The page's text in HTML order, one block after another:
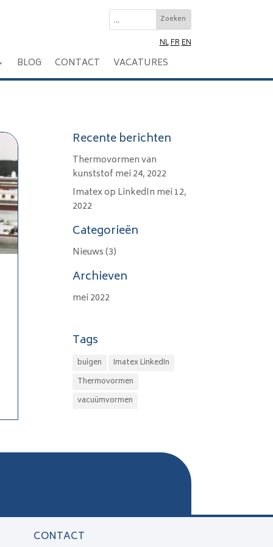
NLFREN
BLOG CONTACT VACATURES
Recente berichten
Thermovormen van
kunststof mei 24, 2022
Imatex op LinkedIn mei 12,
2022
Categorieën
Nieuws(3)
Archieven
mei 2022
Tags
buigen
Imatex LinkedIn
Thermovormen
vacuümvormen
CONTACT